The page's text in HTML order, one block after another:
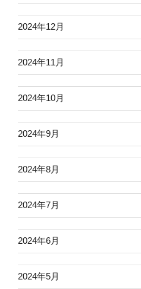
2024年12月
2024年11月
2024年10月
2024年9月
2024年8月
2024年7月
2024年6月
2024年5月